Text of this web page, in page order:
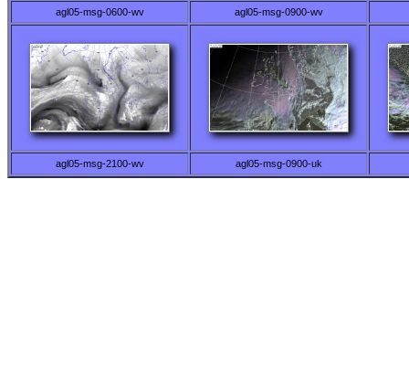
agl05-msg-0600-wv agl05-msg-0900-wv
agl05-msg-2100-wv agl05-msg-0900-uk